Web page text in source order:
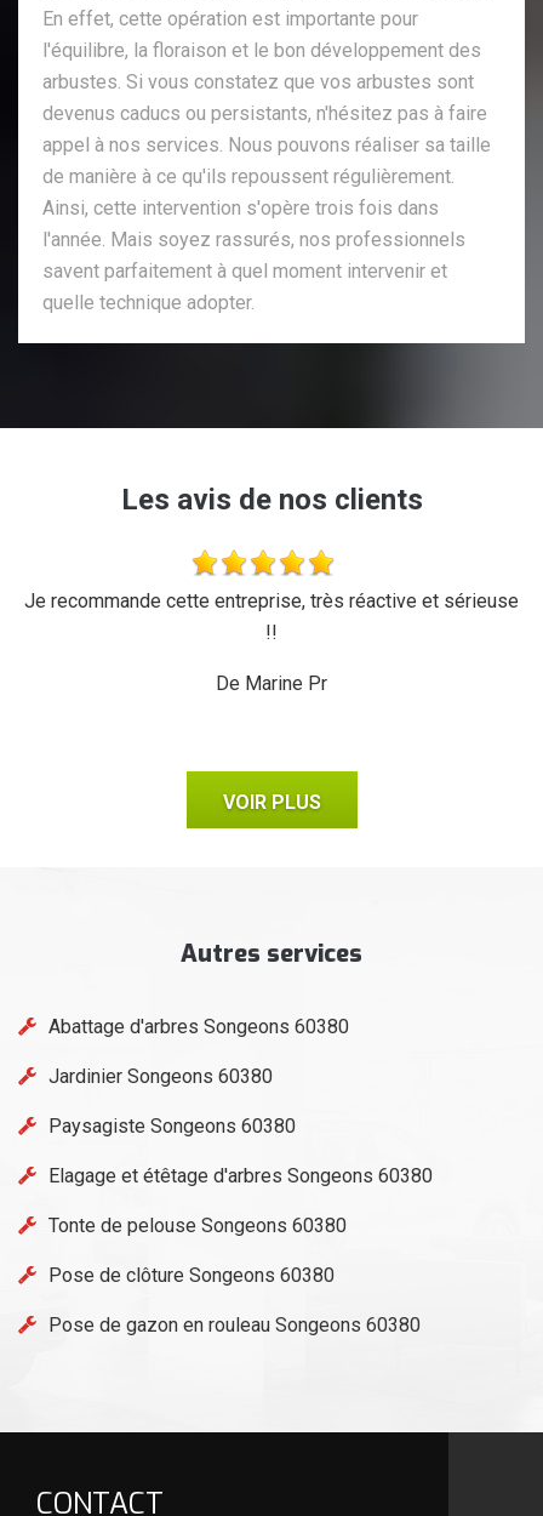
En effet, cette opération est importante pour
l'équilibre, la floraison et le bon développement des
arbustes. Si vous constatez que vos arbustes sont
devenus caducs ou persistants, n'hésitez pas à faire
appel à nos services. Nous pouvons réaliser sa taille
de manière à ce qu'ils repoussent régulièrement.
Ainsi, cette intervention s'opère trois fois dans
l'année. Mais soyez rassurés, nos professionnels
savent parfaitement à quel moment intervenir et
quelle technique adopter.
Les avis de nos clients
Je recommande cette entreprise, très réactive et sérieuse
!!
De Marine Pr
VOIR PLUS
Autres services
Abattage d'arbres Songeons 60380
Jardinier Songeons 60380
Paysagiste Songeons 60380
Elagage et étêtage d'arbres Songeons 60380
Tonte de pelouse Songeons 60380
Pose de clôture Songeons 60380
Pose de gazon en rouleau Songeons 60380
CONTACT